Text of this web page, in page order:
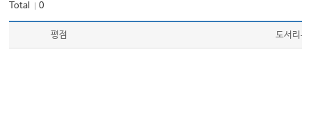
Total ｜0
평점 도서리뷰